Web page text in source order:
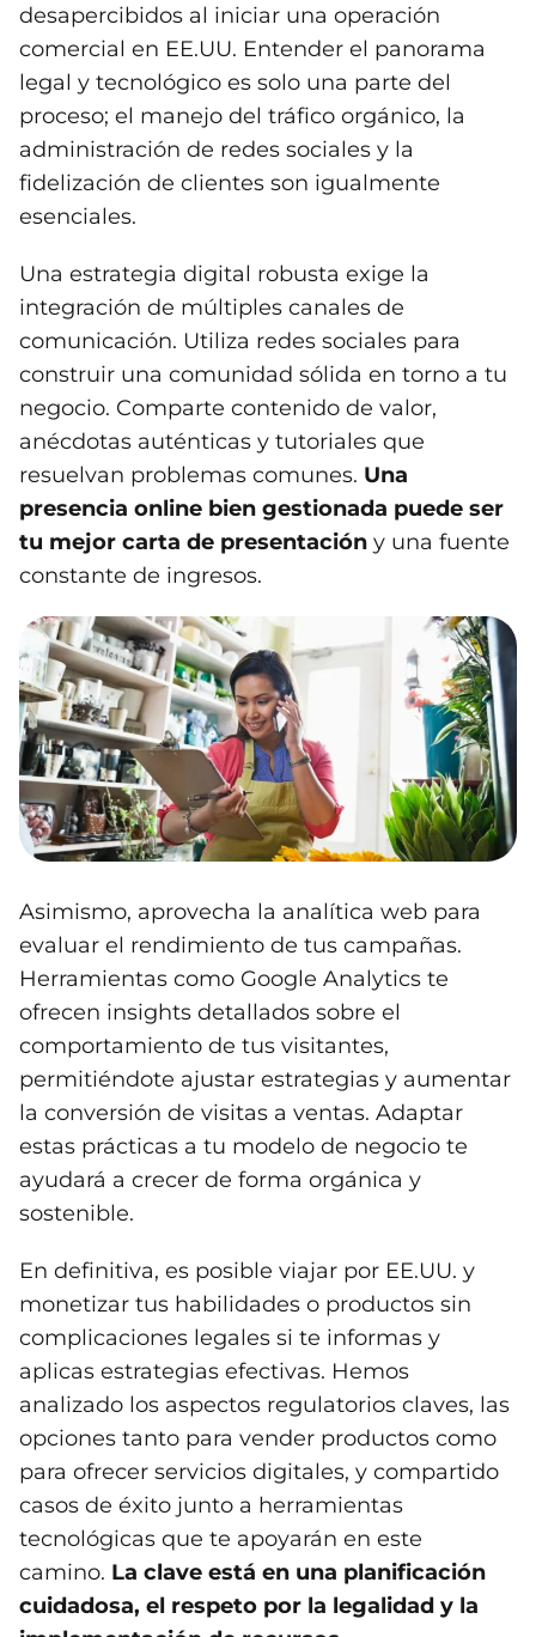
desapercibidos al iniciar una operación
comercial en EE.UU. Entender el panorama
legal y tecnológico es solo una parte del
proceso; el manejo del tráfico orgánico, la
administración de redes sociales y la
fidelización de clientes son igualmente
esenciales.
Una estrategia digital robusta exige la
integración de múltiples canales de
comunicación. Utiliza redes sociales para
construir una comunidad sólida en torno a tu
negocio. Comparte contenido de valor,
anécdotas auténticas y tutoriales que
resuelvan problemas comunes. Una
presencia online bien gestionada puede ser
tu mejor carta de presentación y una fuente
constante de ingresos.
Asimismo, aprovecha la analítica web para
evaluar el rendimiento de tus campañas.
Herramientas como Google Analytics te
ofrecen insights detallados sobre el
comportamiento de tus visitantes,
permitiéndote ajustar estrategias y aumentar
la conversión de visitas a ventas. Adaptar
estas prácticas a tu modelo de negocio te
ayudará a crecer de forma orgánica y
sostenible.
En definitiva, es posible viajar por EE.UU. y
monetizar tus habilidades o productos sin
complicaciones legales si te informas y
aplicas estrategias efectivas. Hemos
analizado los aspectos regulatorios claves, las
opciones tanto para vender productos como
para ofrecer servicios digitales, y compartido
casos de éxito junto a herramientas
tecnológicas que te apoyarán en este
camino. La clave está en una planificación
cuidadosa, el respeto por la legalidad y la